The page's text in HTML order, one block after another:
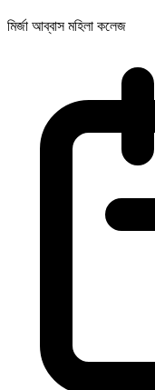
মির্জা আব্বাস মহিলা কলেজ